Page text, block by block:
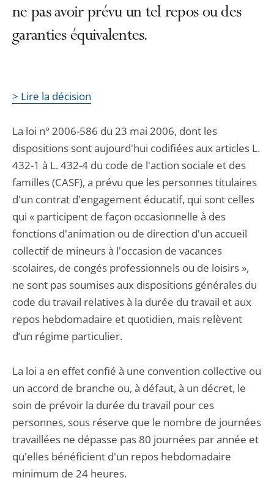
ne pas avoir prévu un tel repos ou des
garanties équivalentes.
> Lire la décision
La loi n° 2006-586 du 23 mai 2006, dont les
dispositions sont aujourd'hui codifiées aux articles L.
432-1 à L. 432-4 du code de l'action sociale et des
familles (CASF), a prévu que les personnes titulaires
d'un contrat d'engagement éducatif, qui sont celles
qui « participent de façon occasionnelle à des
fonctions d'animation ou de direction d'un accueil
collectif de mineurs à l'occasion de vacances
scolaires, de congés professionnels ou de loisirs »,
ne sont pas soumises aux dispositions générales du
code du travail relatives à la durée du travail et aux
repos hebdomadaire et quotidien, mais relèvent
d’un régime particulier.
La loi a en effet confié à une convention collective ou
un accord de branche ou, à défaut, à un décret, le
soin de prévoir la durée du travail pour ces
personnes, sous réserve que le nombre de journées
travaillées ne dépasse pas 80 journées par année et
qu'elles bénéficient d'un repos hebdomadaire
minimum de 24 heures.